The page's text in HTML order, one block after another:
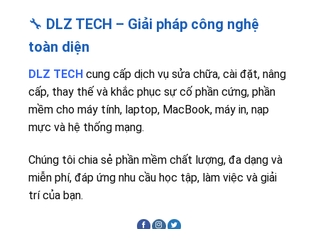
🔧 DLZ TECH – Giải pháp công nghệ
toàn diện
DLZ TECH cung cấp dịch vụ sửa chữa, cài đặt, nâng
cấp, thay thế và khắc phục sự cố phần cứng, phần
mềm cho máy tính, laptop, MacBook, máy in, nạp
mực và hệ thống mạng.
Chúng tôi chia sẻ phần mềm chất lượng, đa dạng và
miễn phí, đáp ứng nhu cầu học tập, làm việc và giải
trí của bạn.